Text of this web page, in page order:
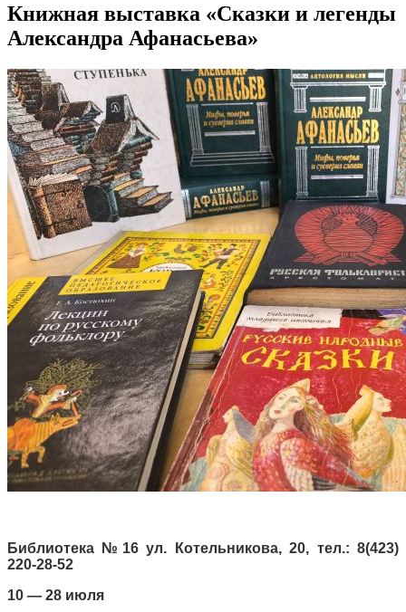
Книжная выставка «Сказки и легенды
Александра Афанасьева»
Библиотека №16 ул. Котельникова, 20, тел.: 8(423)
220-28-52
10 — 28 июля